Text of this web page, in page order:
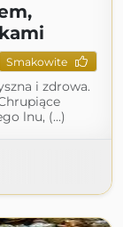
Smakowite
i zdrowa.
lnu, (...)